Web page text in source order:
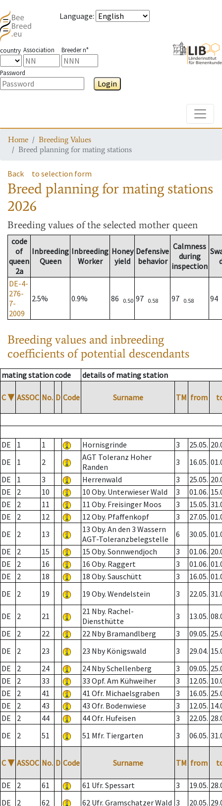
Language:
country Association Breeder n°
Password
Login
Home
Breeding Values
Breed planning for mating stations
Back to selection form
Breed planning for mating stations
2026
Breeding values of the selected mother queen
code
of
queen
2a
Inbreeding
Queen
Inbreeding
Worker
Honey
yield
Defensive
behavior
Calmness
during
inspection
DE-4-
276-
7-
2009
2.5% 0.9% 86 0.50 97 0.58 97 0.58 94
Breeding values and inbreeding
coefficients of potential descendants
mating station code details of mating station
C ▼ ASSOC No. D Code Surname TM from
DE 1 1 Hornisgrinde 3 25.05.
DE
1 2
AGT Toleranz Hoher
Randen
3 16.05.
DE
1 3 Herrenwald 3 25.05.
DE
2 10 10 Oby. Unterwieser Wald 3 01.06.
DE
2 11 11 Oby. Freisinger Moos 3 15.05.
DE
2 12 12 Oby. Pfaffenkopf 3 27.05.
DE
2 13
13 Oby. An den 3 Wassern
AGT-Toleranzbelegstelle
6 30.05.
DE
2 15 15 Oby. Sonnwendjoch 3 01.06.
DE
2 16 16 Oby. Raggert 3 01.06.
DE
2 18 18 Oby. Sauschütt 3 16.05.
DE
2 19 19 Oby. Wendelstein 3 22.05.
DE 2 21
21 Nby. Rachel-
Diensthütte
3 13.05.
DE
2 22 22 Nby Bramandlberg 3 09.05.
DE
2 23 23 Nby Königswald 3 29.04.
DE
2 24 24 Nby Schellenberg 3 09.05.
DE
2 33 33 Opf. Am Kühweiher 3 12.05.
DE
2 41 41 Ofr. Michaelsgraben 3 16.05.
DE
2 43 43 Ofr. Bodenwiese 3 12.05.
DE
2 44 44 Ofr. Hufeisen 3 22.05.
DE
2 51 51 Mfr. Tiergarten 3 06.05.
C ▼ ASSOC No. D Code Surname TM from
DE 2 61 61 Ufr. Spessart 3 19.05.
DE
2 62 62 Ufr. Gramschatzer Wald 3 20.05.